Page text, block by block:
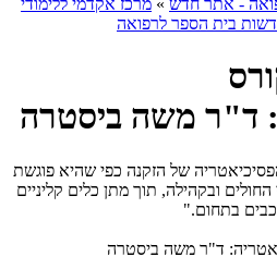
בית הספר לרפואה
ד"ר משה ביסטרה
של הזקנה כפי שהיא פוגשת
ובקהילה, תוך מתן כלים קליניים
בתחום."